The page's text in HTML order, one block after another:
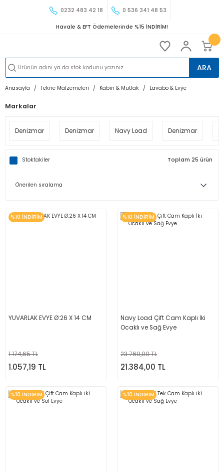
0232 483 42 18 0 536 341 48 53
Havale & EFT Ödemelerinde %15 İNDİRİM!
ARA
Anasayfa Tekne Malzemeleri Kabin & Mutfak Lavabo & Evye
Markalar
Denizmar Denizmar Navy Load Denizmar
Stoktakiler Toplam 25 ürün
%10 İNDİRİM
YUVARLAK EVYE Ø:26 X 14 CM
1.174,65 TL
1.057,19 TL
%10 İNDİRİM
Navy Load Çift Cam Kaplı İki
Ocaklı ve Sağ Evye
23.760,00 TL
21.384,00 TL
%10 İNDİRİM %10 İNDİRİM